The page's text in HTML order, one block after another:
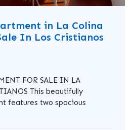
in La Colina
In Los Cristianos
FOR SALE IN LA
This beautifully
features two spacious